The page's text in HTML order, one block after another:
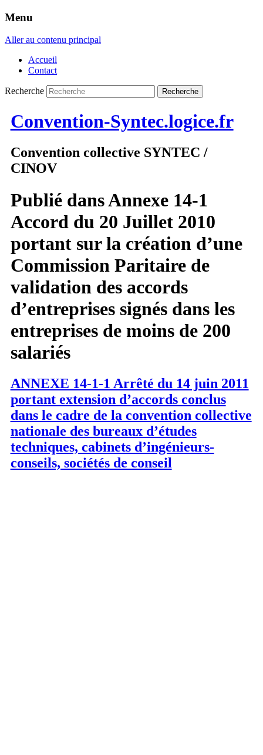
Menu
Aller au contenu principal
Accueil
Contact
Recherche
Convention-Syntec.logice.fr
Convention collective SYNTEC /
CINOV
Publié dansAnnexe 14-1
Accord du 20 Juillet 2010
portant sur la création d’une
Commission Paritaire de
validation des accords
d’entreprises signés dans les
entreprises de moins de 200
salariés
ANNEXE 14-1-1 Arrêté du 14 juin 2011
portant extension d’accords conclus
dans le cadre de la convention collective
nationale des bureaux d’études
techniques, cabinets d’ingénieurs-
conseils, sociétés de conseil